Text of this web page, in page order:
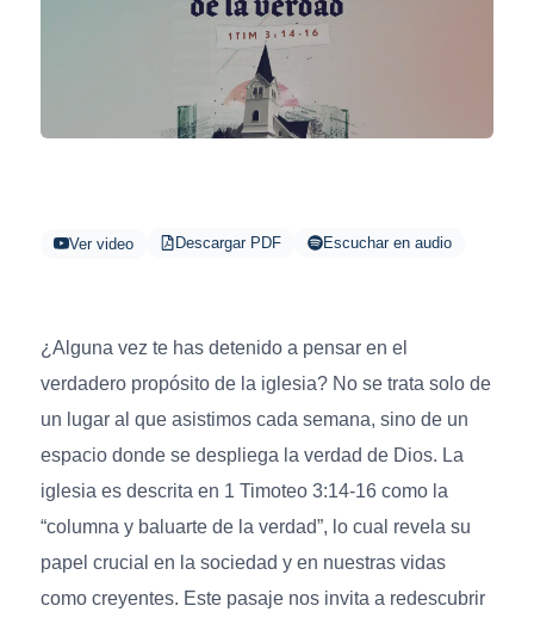
Ver video Descargar PDF Escuchar en audio
¿Alguna vez te has detenido a pensar en el
verdadero propósito de la iglesia? No se trata solo de
un lugar al que asistimos cada semana, sino de un
espacio donde se despliega la verdad de Dios. La
iglesia es descrita en 1 Timoteo 3:14-16 como la
“columna y baluarte de la verdad”, lo cual revela su
papel crucial en la sociedad y en nuestras vidas
como creyentes. Este pasaje nos invita a redescubrir